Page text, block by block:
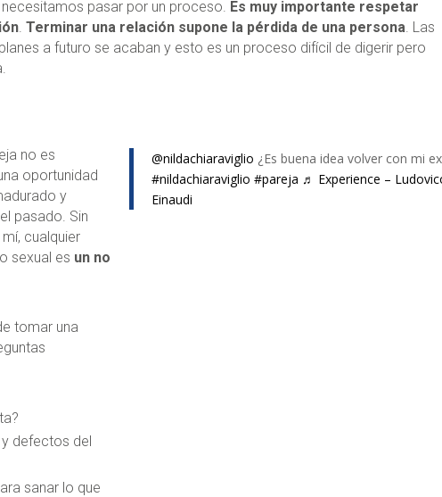
necesitamos pasar por un proceso. Es muy importante respetar
.Terminar una relación supone la pérdida de una persona. Las
a futuro se acaban y esto es un proceso difícil de digerir pero
no es
oportunidad
y
pasado. Sin
cualquier
sexual es un no
tomar una
defectos del
sanar lo que
@nildachiaraviglio ¿Es buena idea volver con mi
#nildachiaraviglio #pareja ♬ Experience –
Einaudi